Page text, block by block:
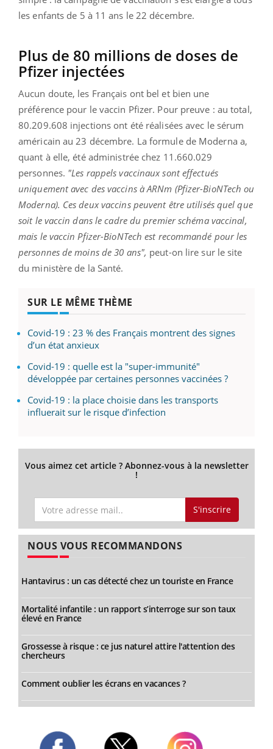
les enfants de 5 à 11 ans le 22 décembre.
Plus de 80 millions de doses de
Pfizer injectées
Aucun doute, les Français ont bel et bien une
préférence pour le vaccin Pfizer. Pour preuve : au total,
80.209.608 injections ont été réalisées avec le sérum
américain au 23 décembre. La formule de Moderna a,
quant à elle, été administrée chez 11.660.029
personnes. "Les rappels vaccinaux sont effectués
uniquement avec des vaccins à ARNm (Pfizer-BioNTech ou
Moderna). Ces deux vaccins peuvent être utilisés quel que
soit le vaccin dans le cadre du premier schéma vaccinal,
mais le vaccin Pfizer-BioNTech est recommandé pour les
personnes de moins de 30 ans", peut-on lire sur le site
du ministère de la Santé.
SUR LE MÊME THÈME
Covid-19 : 23 % des Français montrent des signes
d’un état anxieux
Covid-19 : quelle est la "super-immunité"
développée par certaines personnes vaccinées ?
Covid-19 : la place choisie dans les transports
influerait sur le risque d’infection
Vous aimez cet article ? Abonnez-vous à la newsletter
!
S'inscrire
NOUS VOUS RECOMMANDONS
Hantavirus : un cas détecté chez un touriste en France
Mortalité infantile : un rapport s’interroge sur son taux
élevé en France
Grossesse à risque : ce jus naturel attire l'attention des
chercheurs
Comment oublier les écrans en vacances ?